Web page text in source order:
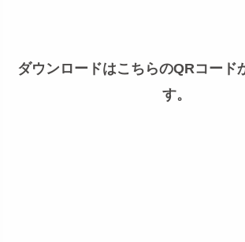
ダウンロードはこちらのQRコード
す。